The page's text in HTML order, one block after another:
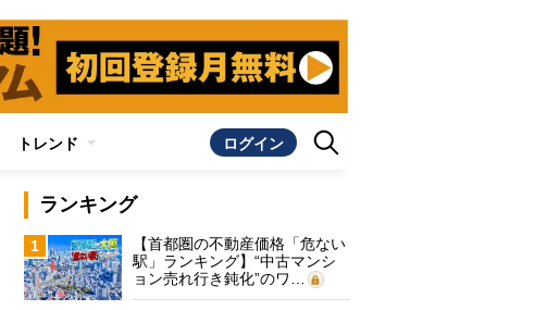
トレンド ログイン
ランキング
1
【首都圏の不動産価格「危ない
駅」ランキング】“中古マンシ
ョン売れ行き鈍化”のワ…